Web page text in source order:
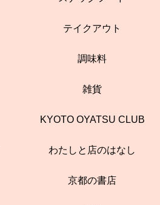
テイクアウト
調味料
雑貨
KYOTO OYATSU CLUB
わたしと店のはなし
京都の書店